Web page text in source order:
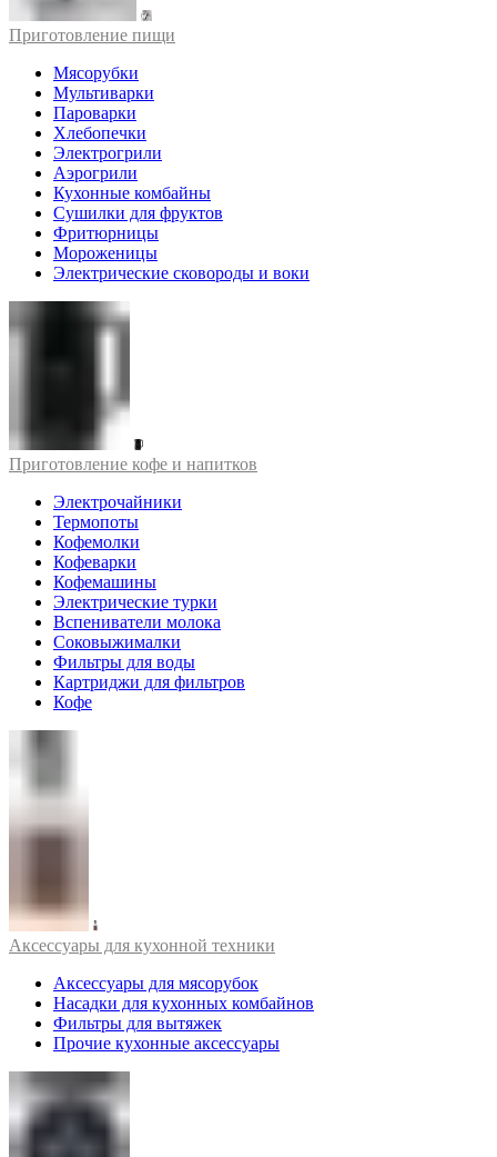
Приготовление пищи
Мясорубки
Мультиварки
Пароварки
Хлебопечки
Электрогрили
Аэрогрили
Кухонные комбайны
Сушилки для фруктов
Фритюрницы
Мороженицы
Электрические сковороды и воки
Приготовление кофе и напитков
Электрочайники
Термопоты
Кофемолки
Кофеварки
Кофемашины
Электрические турки
Вспениватели молока
Соковыжималки
Фильтры для воды
Картриджи для фильтров
Кофе
Аксессуары для кухонной техники
Аксессуары для мясорубок
Насадки для кухонных комбайнов
Фильтры для вытяжек
Прочие кухонные аксессуары